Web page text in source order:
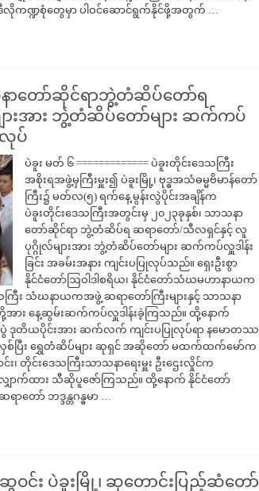
ဒီလိုကဏ္ဍစုံတွေမှာ ပါဝင်ဆောင်ရွက်နိုင်ဖို့အတွက် …
ာတော်ဆိုင်ရာဘွဲ့တံဆိပ်‌တော်ရ
းအား ဘွဲ့တံဆိပ်တော်များ ဆက်ကပ်
လုပ်
ပဲခူး မတ် ၆ ============= ပဲခူးတိုင်းဒေသကြီး
အစိုးရအဖွဲ့မှကြီးမှူး၍ ပဲခူးမြို့၊ ဗုဒ္ဓအသံဓမ္မဗိမာန်‌တော်
ကြီး၌ မတ်လ(၅) ရက်နေ့ မွန်းလွဲပိုင်းအချိန်က
ပဲခူးတိုင်းဒေသကြီးအတွင်းမှ ၂၀၂၃ခုနှစ်၊ သာသနာ
တော်ဆိုင်ရာ ဘွဲ့တံဆိပ်ရ ဆရာတော်/သီလရှင်နှင့် လူ
ပုဂ္ဂိုလ်များအား ဘွဲ့တံဆိပ်တော်များ ဆက်ကပ်လှူဒါန်း
ခြင်း အခမ်းအနား ကျင်းပပြုလုပ်သည်။ ရှေးဦးစွာ
နိုင်ငံတော်ဩဝါဒါစရိယ၊ နိုင်ငံတော်သံဃမဟာနာယက
ြီး သံဃနာယကအဖွဲ့ ဆရာတော်ကြီးများနှင့် သာသနာ
း နေ့ဆွမ်းဆက်ကပ်လှူဒါန်းခဲ့ကြသည်။ ထို့နောက်
တိယပိုင်းအား ဆက်လက် ကျင်းပပြုလုပ်ရာ နမောတဿ
ပြီး ရွှေတံဆိပ်များ ဆုရှင် အဆိုတော် မထက်ထက်မော်က
း၊ တိုင်းဒေသကြီးသာသနာရေးမှူး ဦးဌေးလှိုင်က
ောက်ထား သီဆိုပူဇော်ကြသည်။ ထို့နောက် နိုင်ငံတော်
ော် ဘဒ္ဒန္တဂန္ဓမာ …
ေဝင်း ပဲခူးမြို့၊ ဆုတောင်းပြည့်ဆံတော်